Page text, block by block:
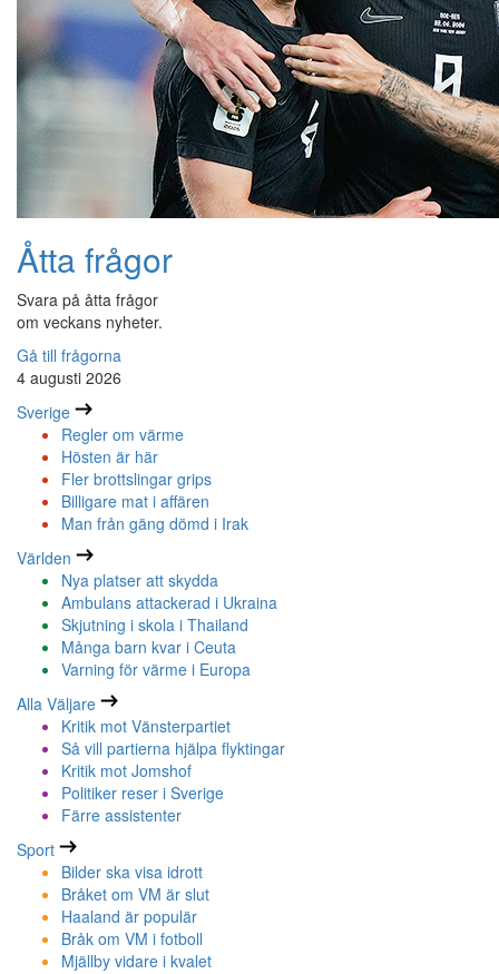
Åtta frågor
Svara på åtta frågor
om veckans nyheter.
Gå till frågorna
4 augusti 2026
Sverige
Regler om värme
Hösten är här
Fler brottslingar grips
Billigare mat i affären
Man från gäng dömd i Irak
Världen
Nya platser att skydda
Ambulans attackerad i Ukraina
Skjutning i skola i Thailand
Många barn kvar i Ceuta
Varning för värme i Europa
Alla Väljare
Kritik mot Vänsterpartiet
Så vill partierna hjälpa flyktingar
Kritik mot Jomshof
Politiker reser i Sverige
Färre assistenter
Sport
Bilder ska visa idrott
Bråket om VM är slut
Haaland är populär
Bråk om VM i fotboll
Mjällby vidare i kvalet